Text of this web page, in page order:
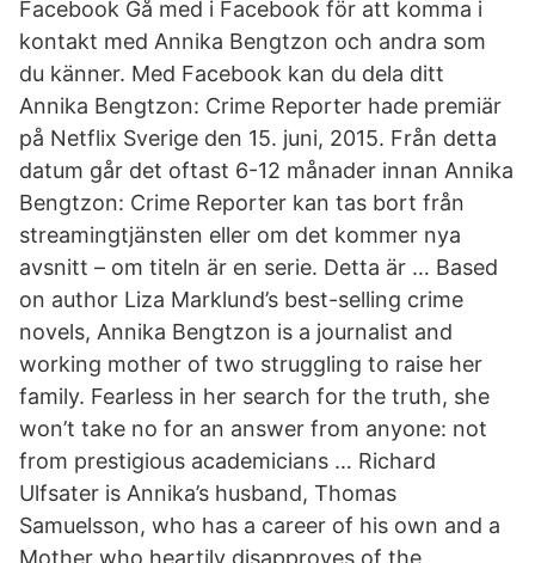
Facebook Gå med i Facebook för att komma i
kontakt med Annika Bengtzon och andra som
du känner. Med Facebook kan du dela ditt
Annika Bengtzon: Crime Reporter hade premiär
på Netflix Sverige den 15. juni, 2015. Från detta
datum går det oftast 6-12 månader innan Annika
Bengtzon: Crime Reporter kan tas bort från
streamingtjänsten eller om det kommer nya
avsnitt – om titeln är en serie. Detta är … Based
on author Liza Marklund’s best-selling crime
novels, Annika Bengtzon is a journalist and
working mother of two struggling to raise her
family. Fearless in her search for the truth, she
won’t take no for an answer from anyone: not
from prestigious academicians … Richard
Ulfsater is Annika’s husband, Thomas
Samuelsson, who has a career of his own and a
Mother who heartily disapproves of the